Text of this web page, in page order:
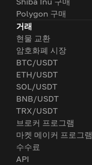
Polygon 구매
거래
현물 교환
암호화폐 시장
BTC/USDT
ETH/USDT
SOL/USDT
BNB/USDT
TRX/USDT
브로커 프로그램
마켓 메이커 프로그램
수수료
API